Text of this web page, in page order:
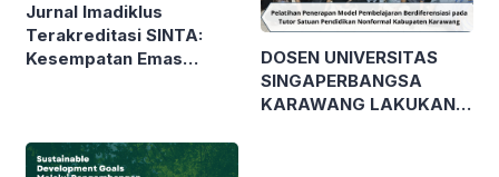
Jurnal Imadiklus
Terakreditasi SINTA:
Kesempatan Emas
DOSEN UNIVERSITAS
SINGAPERBANGSA
KARAWANG LAKUKAN